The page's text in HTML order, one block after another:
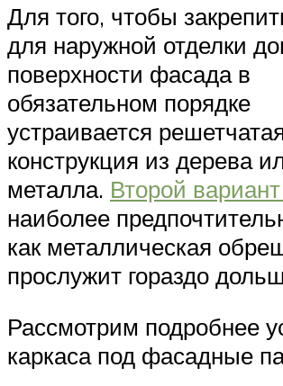
Для того, чтобы
для наружной отделки
поверхности фасада в
обязательном порядке
устраивается
конструкция из дерева
металла. Второй
наиболее
как металлическая
прослужит гораздо
Рассмотрим подробнее
каркаса под фасадные